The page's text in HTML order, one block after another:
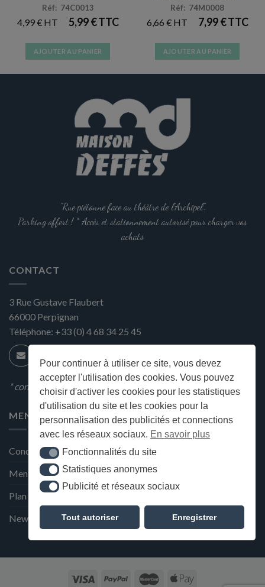
Pour continuer à utiliser ce site, vous devez
accepter l'utilisation des cookies. Vous pouvez
choisir d'activer les cookies pour les statistiques
d'utilisation du site et les cookies pour la
personnalisation des publicités et connections
avec les réseaux sociaux. En savoir plus
Fonctionnalités du site
Fonctionnalités du site
Statistiques anonymes
Statistiques anonymes
Publicité et réseaux sociaux
Publicité et réseaux sociaux
Tout autoriser Enregistrer
Réf: 74C0013
4,99€ 5,99€
AJOUTER AU PANIER
Réf: 74M0008
6,66 € 7,99€
AJOUTER AU PANIER
"Rue piétonne face au théâtre de l'Archipel".
Parking offert ! * Accès et stationnement autorisé pour charger vos
achats
CONTACT
3 Rue Gustave Flaubert
66000 Perpignan
Téléphone: +33 (0) 4 68 34 25 45
* condition en magasin
MENU
Conditions générales de ventes
Mentions Légales et Politique de confidentialité
Plan du site
Newsletter de la Maison Deffès